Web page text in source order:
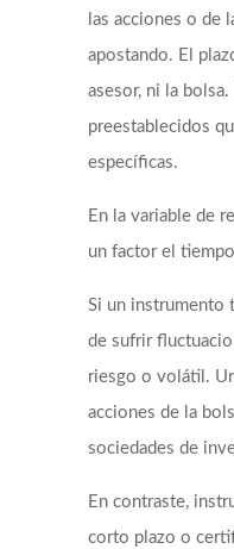
las acciones o de
apostando. El
asesor, ni la
preestablecidos
específicas.
En la variable de
un factor el
Si un instrumento
de sufrir
riesgo o volátil.
acciones de la
sociedades de
En contraste,
corto plazo o